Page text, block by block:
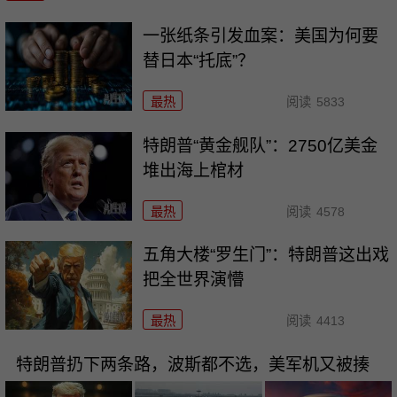
一张纸条引发血案：美国为何要
替日本“托底”？
最热 阅读 5833
特朗普“黄金舰队”：2750亿美金
堆出海上棺材
最热 阅读 4578
五角大楼“罗生门”：特朗普这出戏
把全世界演懵
最热 阅读 4413
特朗普扔下两条路，波斯都不选，美军机又被揍